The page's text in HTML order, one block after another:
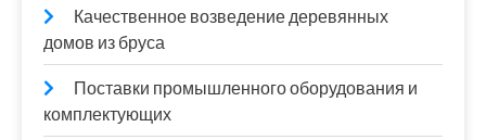
Качественное возведение деревянных
домов из бруса
Поставки промышленного оборудования и
комплектующих